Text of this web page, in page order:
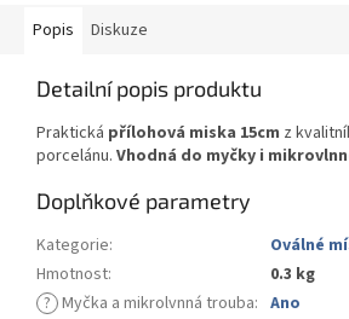
Popis Diskuze
Detailní popis produktu
Praktická přílohová miska 15cm z
porcelánu. Vhodná do myčky i
Doplňkové parametry
Kategorie:
Oválné
Hmotnost:
0.3 kg
? Myčka a mikrolvnná trouba: Ano